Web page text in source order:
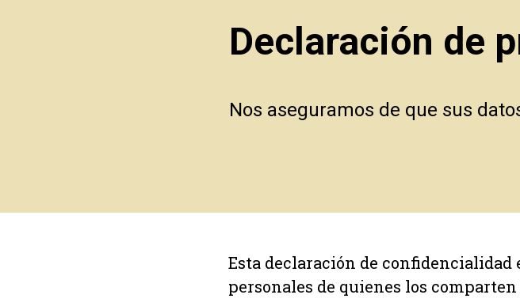
Declaración de
Nos aseguramos de que sus
Esta declaración de
personales de quienes los